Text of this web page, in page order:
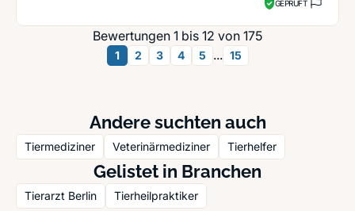
GEPRÜFT
Bewertungen 1 bis 12 von 175
1 2 3 4 5 ... 15
Andere suchten auch
Tiermediziner Veterinärmediziner Tierhelfer
Gelistet in Branchen
Tierarzt Berlin Tierheilpraktiker